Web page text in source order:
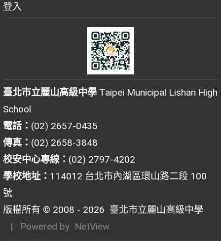
登入
臺北市立麗山高級中學 Taipei Municipal Lishan High
School
電話： (02) 2657-0435
傳真： (02) 2658-3848
校安中心專線： (02) 2797-4202
學校地址： 114012 台北市內湖區環山路二段 100
號
版權所有 © 2008 - 2026 臺北市立麗山高級中學
| Powered by NetView